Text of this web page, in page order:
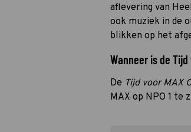
aflevering van
ook muziek in de
blikken op het
Wanneer is de
De Tijd voor MAX
MAX op NPO 1 te